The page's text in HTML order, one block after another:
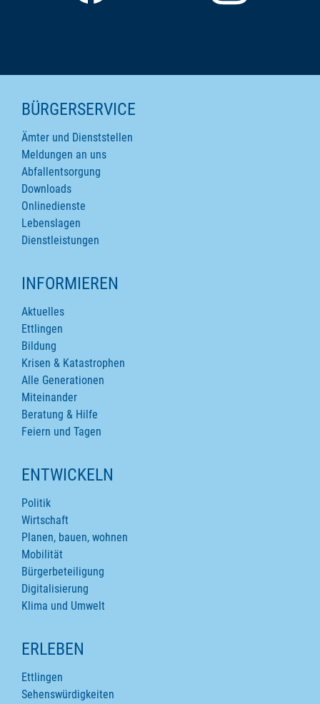
SEITENINHALTE
BÜRGERSERVICE
Ämter und Dienststellen
Meldungen an uns
Abfallentsorgung
Downloads
Onlinedienste
Lebenslagen
Dienstleistungen
INFORMIEREN
Aktuelles
Ettlingen
Bildung
Krisen & Katastrophen
Alle Generationen
Miteinander
Beratung & Hilfe
Feiern und Tagen
ENTWICKELN
Politik
Wirtschaft
Planen, bauen, wohnen
Mobilität
Bürgerbeteiligung
Digitalisierung
Klima und Umwelt
ERLEBEN
Ettlingen
Sehenswürdigkeiten